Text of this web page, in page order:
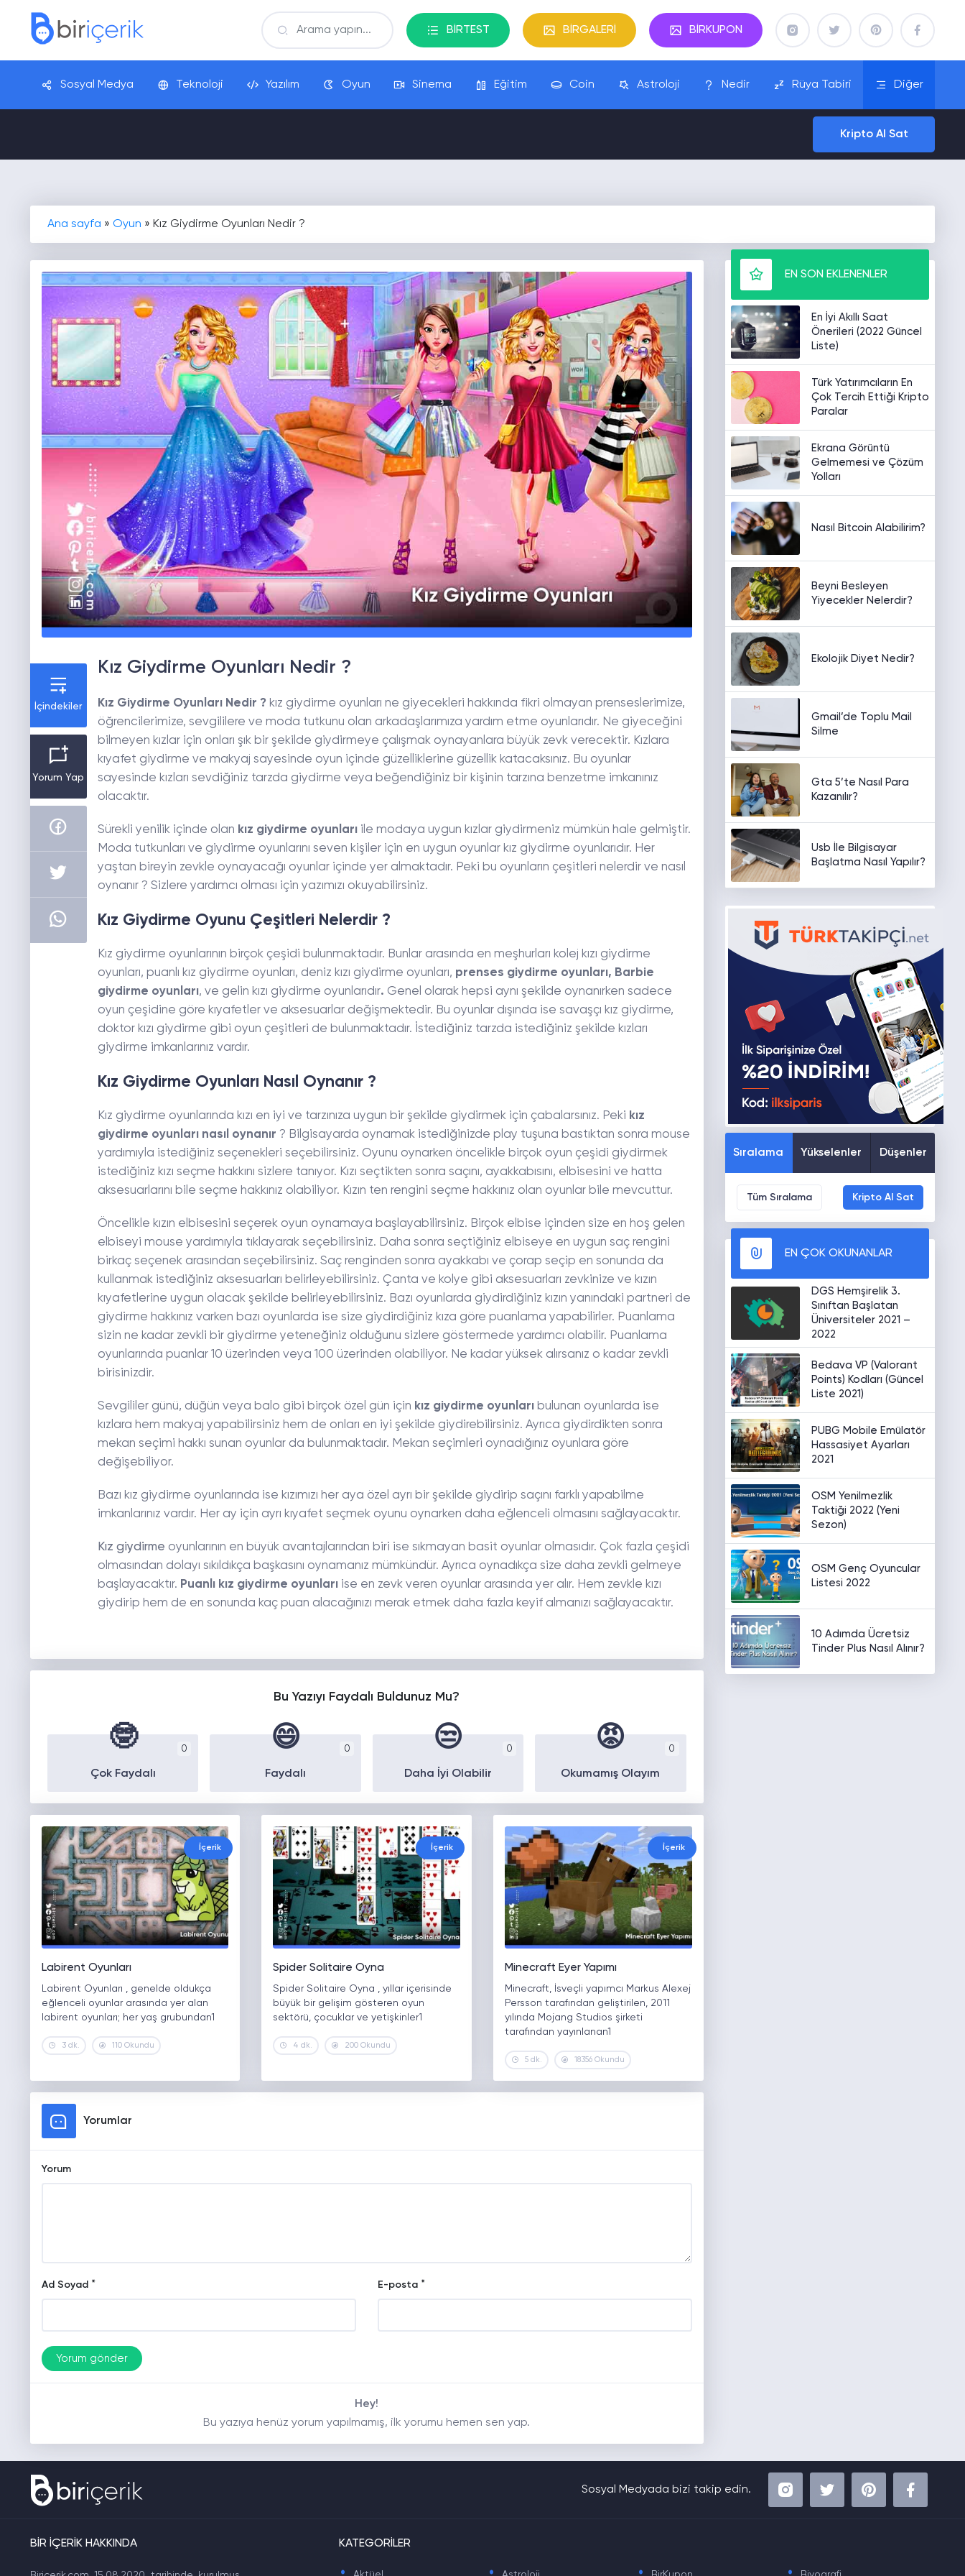
BİRTEST BİRGALERİ BİRKUPON
Sosyal Medya Teknoloji Yazılım Oyun Sinema Eğitim Coin Astroloji Nedir Rüya Tabiri Diğer
Kripto Al Sat
Ana sayfa » Oyun » Kız Giydirme Oyunları Nedir ?
İçindekiler
Yorum Yap
Kız Giydirme Oyunları Nedir ?
Kız Giydirme Oyunları Nedir ? kız giydirme oyunları ne giyecekleri hakkında fikri olmayan prenseslerimize,
öğrencilerimize, sevgililere ve moda tutkunu olan arkadaşlarımıza yardım etme oyunlarıdır. Ne giyeceğini
bilmeyen kızlar için onları şık bir şekilde giydirmeye çalışmak oynayanlara büyük zevk verecektir. Kızlara
kıyafet giydirme ve makyaj sayesinde oyun içinde güzelliklerine güzellik katacaksınız. Bu oyunlar
sayesinde kızları sevdiğiniz tarzda giydirme veya beğendiğiniz bir kişinin tarzına benzetme imkanınız
olacaktır.
Sürekli yenilik içinde olan kız giydirme oyunlarıile modaya uygun kızlar giydirmeniz mümkün hale gelmiştir.
Moda tutkunları ve giydirme oyunlarını seven kişiler için en uygun oyunlar kız giydirme oyunlarıdır. Her
yaştan bireyin zevkle oynayacağı oyunlar içinde yer almaktadır. Peki bu oyunların çeşitleri nelerdir ve nasıl
oynanır ? Sizlere yardımcı olması için yazımızı okuyabilirsiniz.
Kız Giydirme Oyunu Çeşitleri Nelerdir ?
Kız giydirme oyunlarının birçok çeşidi bulunmaktadır. Bunlar arasında en meşhurları kolej kızı giydirme
oyunları, puanlı kız giydirme oyunları, deniz kızı giydirme oyunları, prenses giydirme oyunları, Barbie
giydirme oyunları, ve gelin kızı giydirme oyunlarıdır. Genel olarak hepsi aynı şekilde oynanırken sadece
oyun çeşidine göre kıyafetler ve aksesuarlar değişmektedir. Bu oyunlar dışında ise savaşçı kız giydirme,
doktor kızı giydirme gibi oyun çeşitleri de bulunmaktadır. İstediğiniz tarzda istediğiniz şekilde kızları
giydirme imkanlarınız vardır.
Kız Giydirme Oyunları Nasıl Oynanır ?
Kız giydirme oyunlarında kızı en iyi ve tarzınıza uygun bir şekilde giydirmek için çabalarsınız. Peki kız
giydirme oyunları nasıl oynanır ? Bilgisayarda oynamak istediğinizde play tuşuna bastıktan sonra mouse
yardımıyla istediğiniz seçenekleri seçebilirsiniz. Oyunu oynarken öncelikle birçok oyun çeşidi giydirmek
istediğiniz kızı seçme hakkını sizlere tanıyor. Kızı seçtikten sonra saçını, ayakkabısını, elbisesini ve hatta
aksesuarlarını bile seçme hakkınız olabiliyor. Kızın ten rengini seçme hakkınız olan oyunlar bile mevcuttur.
Öncelikle kızın elbisesini seçerek oyun oynamaya başlayabilirsiniz. Birçok elbise içinden size en hoş gelen
elbiseyi mouse yardımıyla tıklayarak seçebilirsiniz. Daha sonra seçtiğiniz elbiseye en uygun saç rengini
birkaç seçenek arasından seçebilirsiniz. Saç renginden sonra ayakkabı ve çorap seçip en sonunda da
kullanmak istediğiniz aksesuarları belirleyebilirsiniz. Çanta ve kolye gibi aksesuarları zevkinize ve kızın
kıyafetlerine uygun olacak şekilde belirleyebilirsiniz. Bazı oyunlarda giydirdiğiniz kızın yanındaki partneri de
giydirme hakkınız varken bazı oyunlarda ise size giydirdiğiniz kıza göre puanlama yapabilirler. Puanlama
sizin ne kadar zevkli bir giydirme yeteneğiniz olduğunu sizlere göstermede yardımcı olabilir. Puanlama
oyunlarında puanlar 10 üzerinden veya 100 üzerinden olabiliyor. Ne kadar yüksek alırsanız o kadar zevkli
birisinizdir.
Sevgililer günü, düğün veya balo gibi birçok özel gün için kız giydirme oyunlarıbulunan oyunlarda ise
kızlara hem makyaj yapabilirsiniz hem de onları en iyi şekilde giydirebilirsiniz. Ayrıca giydirdikten sonra
mekan seçimi hakkı sunan oyunlar da bulunmaktadır. Mekan seçimleri oynadığınız oyunlara göre
değişebiliyor.
Bazı kız giydirme oyunlarında ise kızımızı her aya özel ayrı bir şekilde giydirip saçını farklı yapabilme
imkanlarınız vardır. Her ay için ayrı kıyafet seçmek oyunu oynarken daha eğlenceli olmasını sağlayacaktır.
Kız giydirme oyunlarının en büyük avantajlarından biri ise sıkmayan basit oyunlar olmasıdır. Çok fazla çeşidi
olmasından dolayı sıkıldıkça başkasını oynamanız mümkündür. Ayrıca oynadıkça size daha zevkli gelmeye
başlayacaktır. Puanlı kız giydirme oyunlarıise en zevk veren oyunlar arasında yer alır. Hem zevkle kızı
giydirip hem de en sonunda kaç puan alacağınızı merak etmek daha fazla keyif almanızı sağlayacaktır.
Bu Yazıyı Faydalı Buldunuz Mu?
0
🤓
Çok Faydalı
0
😄
Faydalı
0
😒
Daha İyi Olabilir
0
😡
Okumamış Olayım
İçerik
Labirent Oyunları
Labirent Oyunları , genelde oldukça
eğlenceli oyunlar arasında yer alan
labirent oyunları; her yaş grubundan1
3 dk. 110 Okundu
İçerik
Spider Solitaire Oyna
Spider Solitaire Oyna , yıllar içerisinde
büyük bir gelişim gösteren oyun
sektörü, çocuklar ve yetişkinler1
4 dk. 200 Okundu
İçerik
Minecraft Eyer Yapımı
Minecraft, İsveçli yapımcı Markus Alexej
Persson tarafından geliştirilen, 2011
yılında Mojang Studios şirketi
tarafından yayınlanan1
5 dk. 18356 Okundu
Yorumlar
Yorum
Ad Soyad * E-posta *
Hey!
Bu yazıya henüz yorum yapılmamış, ilk yorumu hemen sen yap.
EN SON EKLENENLER
En İyi Akıllı Saat
Önerileri (2022 Güncel
Liste)
Türk Yatırımcıların En
Çok Tercih Ettiği Kripto
Paralar
Ekrana Görüntü
Gelmemesi ve Çözüm
Yolları
Nasıl Bitcoin Alabilirim?
Beyni Besleyen
Yiyecekler Nelerdir?
Ekolojik Diyet Nedir?
Gmail’de Toplu Mail
Silme
Gta 5’te Nasıl Para
Kazanılır?
Usb İle Bilgisayar
Başlatma Nasıl Yapılır?
Sıralama Yükselenler Düşenler
Tüm Sıralama Kripto Al Sat
EN ÇOK OKUNANLAR
DGS Hemşirelik 3.
Sınıftan Başlatan
Üniversiteler 2021 –
2022
Bedava VP (Valorant
Points) Kodları (Güncel
Liste 2021)
PUBG Mobile Emülatör
Hassasiyet Ayarları
2021
OSM Yenilmezlik
Taktiği 2022 (Yeni
Sezon)
OSM Genç Oyuncular
Listesi 2022
10 Adımda Ücretsiz
Tinder Plus Nasıl Alınır?
Sosyal Medyada bizi takip edin.
BİR İÇERİK HAKKINDA KATEGORİLER
. . . .